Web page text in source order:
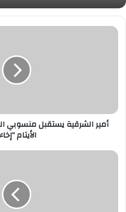
أمير
“إخاء”
أمير الشرقية يستقبل منسوبي
الأيتام
وزير